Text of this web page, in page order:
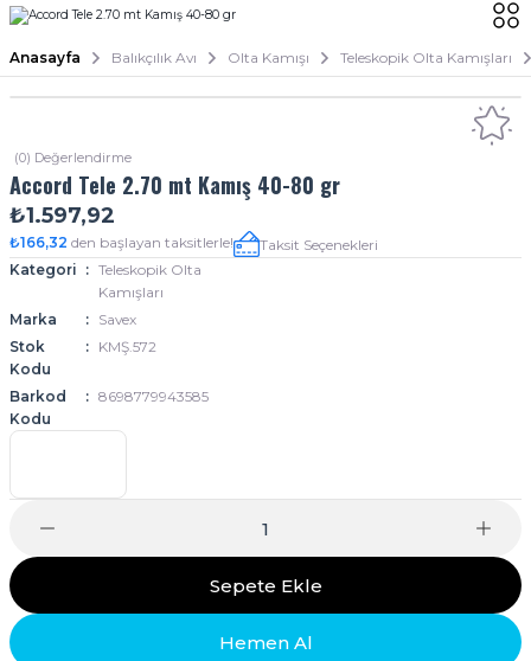
Anasayfa Balıkçılık Avı Olta Kamışı Teleskopik Olta Kamışları
(0) Değerlendirme
Accord Tele 2.70 mt Kamış 40-80 gr
₺1.597,92
₺166,32 den başlayan taksitlerle!
Taksit Seçenekleri
Kategori
Teleskopik Olta
Kamışları
Marka
Savex
Stok
Kodu
KMŞ.572
Barkod
Kodu
8698779943585
Sepete Ekle
Hemen Al